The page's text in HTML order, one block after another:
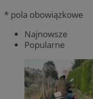
* pola obowiązkowe
Najnowsze
Popularne